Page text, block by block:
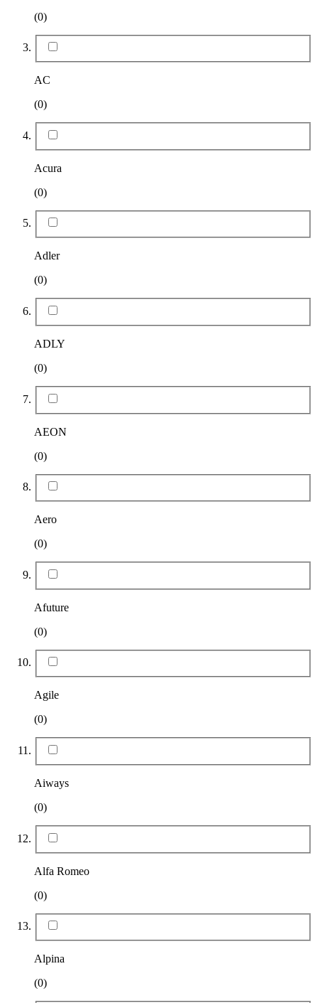
(0)
AC
(0)
Acura
(0)
Adler
(0)
ADLY
(0)
AEON
(0)
Aero
(0)
Afuture
(0)
Agile
(0)
Aiways
(0)
Alfa Romeo
(0)
Alpina
(0)